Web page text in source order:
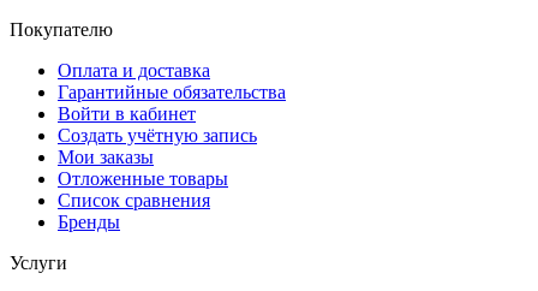
Покупателю
Оплата и доставка
Гарантийные обязательства
Войти в кабинет
Создать учётную запись
Мои заказы
Отложенные товары
Список сравнения
Бренды
Услуги